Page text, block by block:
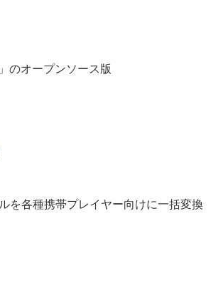
のオープンソース版
を各種携帯プレイヤー向けに一括変換